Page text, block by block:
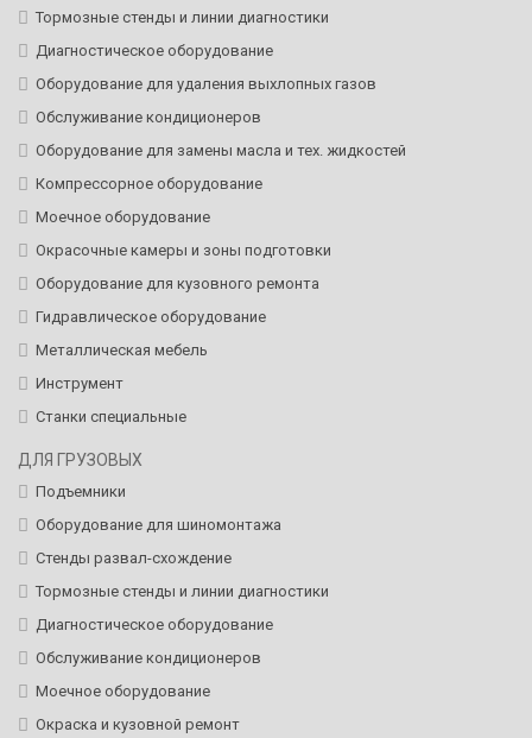
Тормозные стенды и линии диагностики
Диагностическое оборудование
Оборудование для удаления выхлопных газов
Обслуживание кондиционеров
Оборудование для замены масла и тех. жидкостей
Компрессорное оборудование
Моечное оборудование
Окрасочные камеры и зоны подготовки
Оборудование для кузовного ремонта
Гидравлическое оборудование
Металлическая мебель
Инструмент
Станки специальные
ДЛЯ ГРУЗОВЫХ
Подъемники
Оборудование для шиномонтажа
Стенды развал-схождение
Тормозные стенды и линии диагностики
Диагностическое оборудование
Обслуживание кондиционеров
Моечное оборудование
Окраска и кузовной ремонт